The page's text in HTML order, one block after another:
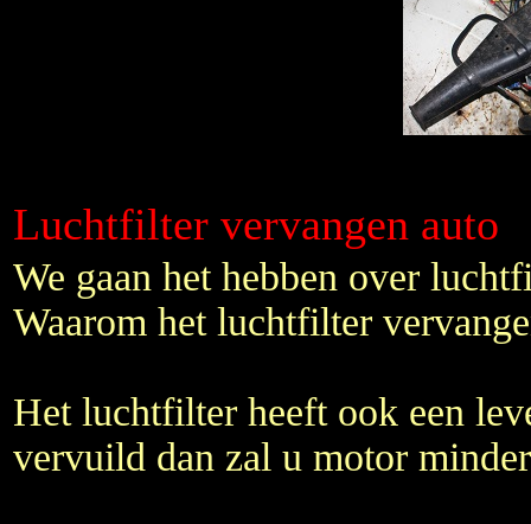
Luchtfilter vervangen auto
We gaan het hebben over
Waarom het luchtfilter
Het luchtfilter heeft ook een
vervuild dan zal u motor